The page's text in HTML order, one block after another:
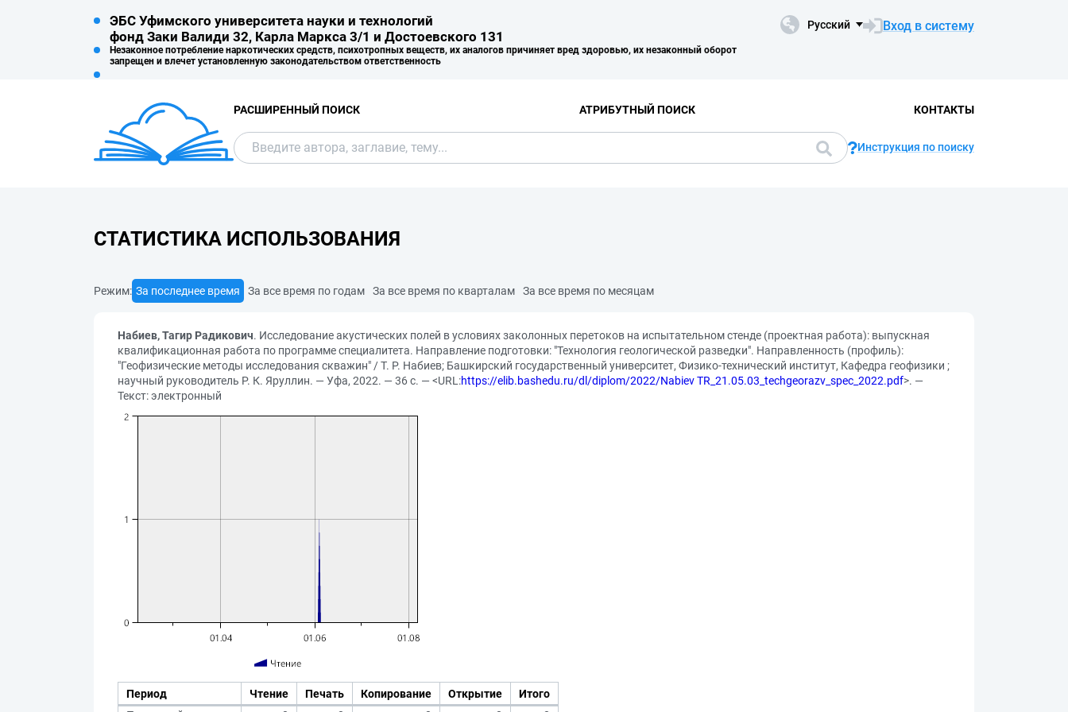
ЭБС Уфимского университета науки и технологий
фонд Заки Валиди 32, Карла Маркса 3/1 и Достоевского 131
Незаконное потребление наркотических средств, психотропных веществ, их аналогов причиняет вред здоровью, их незаконный оборот
запрещен и влечет установленную законодательством ответственность
Русский Вход в систему
РАСШИРЕННЫЙ ПОИСК АТРИБУТНЫЙ ПОИСК КОНТАКТЫ
Инструкция по поиску
СТАТИСТИКА ИСПОЛЬЗОВАНИЯ
Режим: За последнее время За все время по годам За все время по кварталам За все время по месяцам
Набиев, Тагир Радикович. Исследование акустических полей в условиях заколонных перетоков на испытательном стенде (проектная работа): выпускная
квалификационная работа по программе специалитета. Направление подготовки: "Технология геологической разведки". Направленность (профиль):
"Геофизические методы исследования скважин" / Т. Р. Набиев; Башкирский государственный университет, Физико-технический институт, Кафедра геофизики ;
научный руководитель Р. К. Яруллин. — Уфа, 2022. — 36 с. — <URL:https://elib.bashedu.ru/dl/diplom/2022/Nabiev TR_21.05.03_techgeorazv_spec_2022.pdf>. —
Текст: электронный
Период Чтение Печать Копирование Открытие
Итого